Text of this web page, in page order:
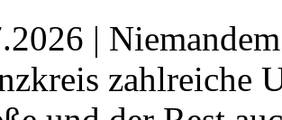
|
zahlreiche